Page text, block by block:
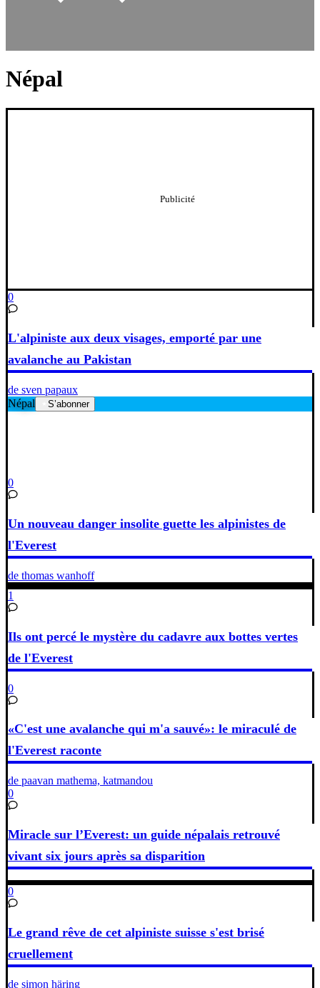
Népal
0
L'alpiniste aux deux visages, emporté par une
avalanche au Pakistan
de sven papaux
Népal
S’abonner
0
Un nouveau danger insolite guette les alpinistes de
l'Everest
de thomas wanhoff
1
Ils ont percé le mystère du cadavre aux bottes vertes
de l'Everest
0
«C'est une avalanche qui m'a sauvé»: le miraculé de
l'Everest raconte
de paavan mathema, katmandou
0
Miracle sur l’Everest: un guide népalais retrouvé
vivant six jours après sa disparition
0
Le grand rêve de cet alpiniste suisse s'est brisé
cruellement
de simon häring